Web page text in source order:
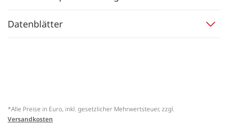
Datenblätter
*Alle Preise in Euro, inkl. gesetzlicher Mehrwertsteuer, zzgl.
Versandkosten